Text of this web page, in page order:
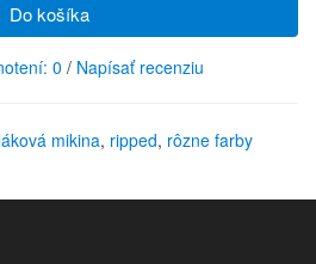
Do košíka
0 / Napísať recenziu
mikina, ripped, rôzne farby